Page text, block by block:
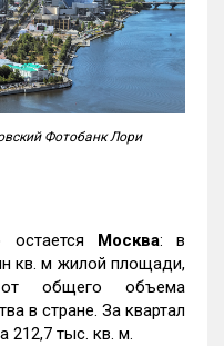
Фотобанк Лори
остается Москва: в
кв. м жилой площади,
от общего объема
в стране. За квартал
212,7 тыс. кв. м.